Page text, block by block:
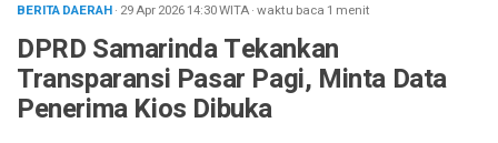
BERITA DAERAH· 29 Apr 202614:30WITA·waktu baca 1 menit
DPRD Samarinda Tekankan
Transparansi Pasar Pagi, Minta Data
Penerima Kios Dibuka